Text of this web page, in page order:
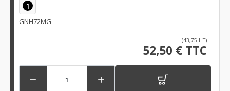
1
GNH72MG
(43,75 HT)
52,50 € TTC
 